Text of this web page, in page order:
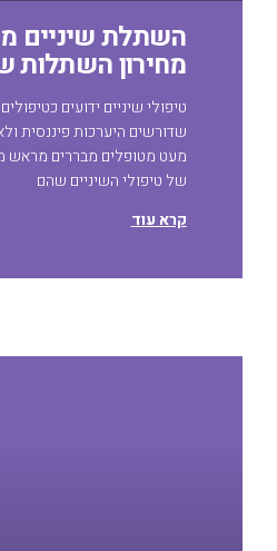
השתלת שיניים
מחירון השתלות
טיפולי שיניים ידועים
שדורשים היערכות פיננסית
מעט מטופלים מבררים מראש
של טיפולי השיניים שהם
קרא עוד